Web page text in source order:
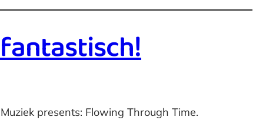
presents: Flowing Through Time.